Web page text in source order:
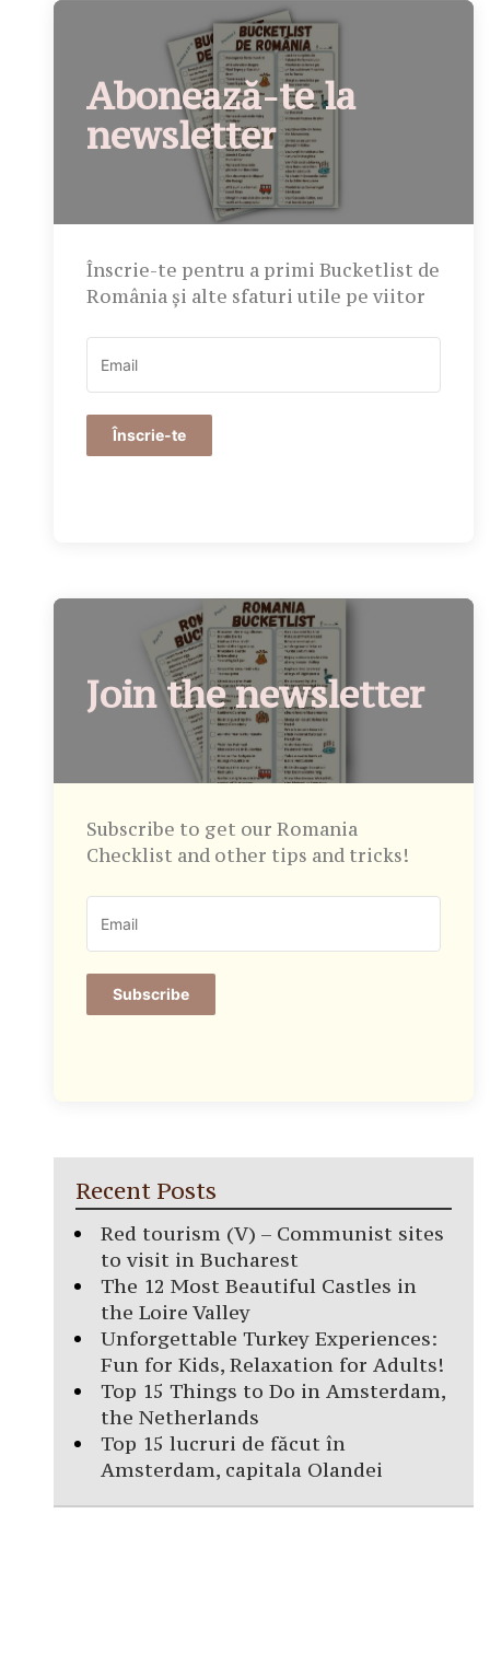
Abonează-te la
newsletter
Înscrie-te pentru a primi Bucketlist de
România și alte sfaturi utile pe viitor
Înscrie-te
Join the newsletter
Subscribe to get our Romania
Checklist and other tips and tricks!
Subscribe
Recent Posts
Red tourism (V) – Communist sites
to visit in Bucharest
The 12 Most Beautiful Castles in
the Loire Valley
Unforgettable Turkey Experiences:
Fun for Kids, Relaxation for Adults!
Top 15 Things to Do in Amsterdam,
the Netherlands
Top 15 lucruri de făcut în
Amsterdam, capitala Olandei